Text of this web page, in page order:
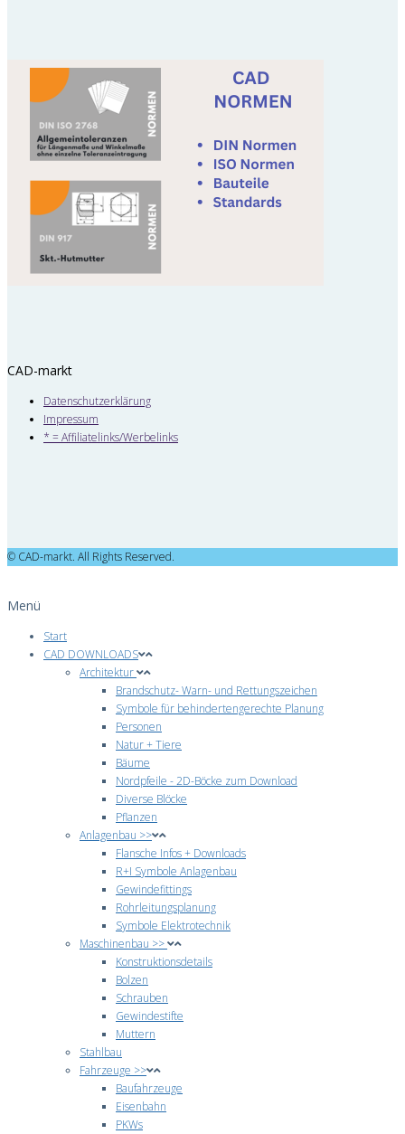
CAD-markt
Datenschutzerklärung
Impressum
* = Affiliatelinks/Werbelinks
© CAD-markt. All Rights Reserved.
Menü
Start
CAD DOWNLOADS
Architektur
Brandschutz- Warn- und Rettungszeichen
Symbole für behindertengerechte Planung
Personen
Natur + Tiere
Bäume
Nordpfeile - 2D-Böcke zum Download
Diverse Blöcke
Pflanzen
Anlagenbau >>
Flansche Infos + Downloads
R+I Symbole Anlagenbau
Gewindefittings
Rohrleitungsplanung
Symbole Elektrotechnik
Maschinenbau >>
Konstruktionsdetails
Bolzen
Schrauben
Gewindestifte
Muttern
Stahlbau
Fahrzeuge >>
Baufahrzeuge
Eisenbahn
PKWs